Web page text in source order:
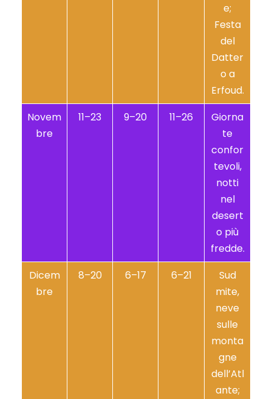
e;
Festa
del
Datter
o a
Erfoud.
Novem
bre
11–23 9–20 11–26
Giorna
te
confor
tevoli,
notti
nel
desert
o più
fredde.
Dicem
bre
8–20 6–17 6–21
Sud
mite,
neve
sulle
monta
gne
dell’Atl
ante;